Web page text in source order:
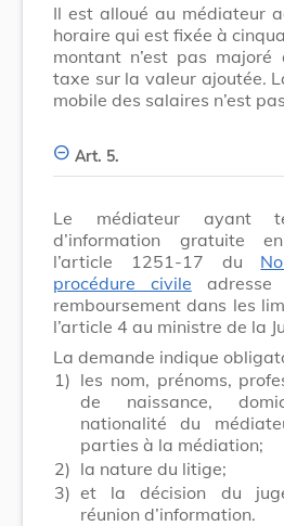
Il est alloué au médiateur
horaire qui est fixée à
montant n’est pas
taxe sur la valeur ajoutée.
mobile des salaires n’est
Art. 5.
Le médiateur ayant
d’information gratuite
l’article 1251-17 du
procédure civile adresse
remboursement dans les
l’article 4 au ministre de la
La demande indique
1) les nom, prénoms,
de naissance,
nationalité du
parties à la médiation;
2) la nature du litige;
3) et la décision du
réunion d’information.